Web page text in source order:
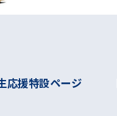
応援特設ページ